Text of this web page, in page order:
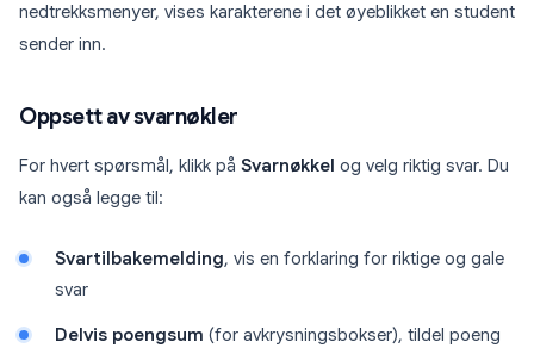
nedtrekksmenyer, vises karakterene i det øyeblikket en student
sender inn.
Oppsett av svarnøkler
For hvert spørsmål, klikk på Svarnøkkel og velg riktig svar. Du
kan også legge til:
Svartilbakemelding, vis en forklaring for riktige og gale
svar
Delvis poengsum (for avkrysningsbokser), tildel poeng